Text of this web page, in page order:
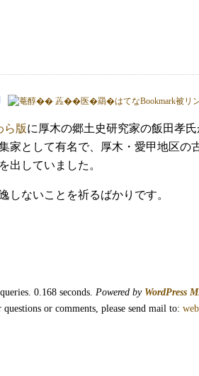
ら版に厚木の郷土史研究家の飯田孝
家として有名で、厚木・愛甲地区
出していました。
しないことを祈るばかりです。
0.168 seconds. Powered by WordPress
questions or comments, please send mail to: